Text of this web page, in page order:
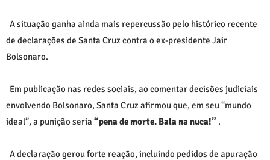
A situação ganha ainda mais repercussão pelo histórico recente
de declarações de Santa Cruz contra o ex-presidente Jair
Bolsonaro.
Em publicação nas redes sociais, ao comentar decisões judiciais
envolvendo Bolsonaro, Santa Cruz afirmou que, em seu “mundo
ideal”, a punição seria “pena de morte. Bala na nuca!” .
A declaração gerou forte reação, incluindo pedidos de apuração